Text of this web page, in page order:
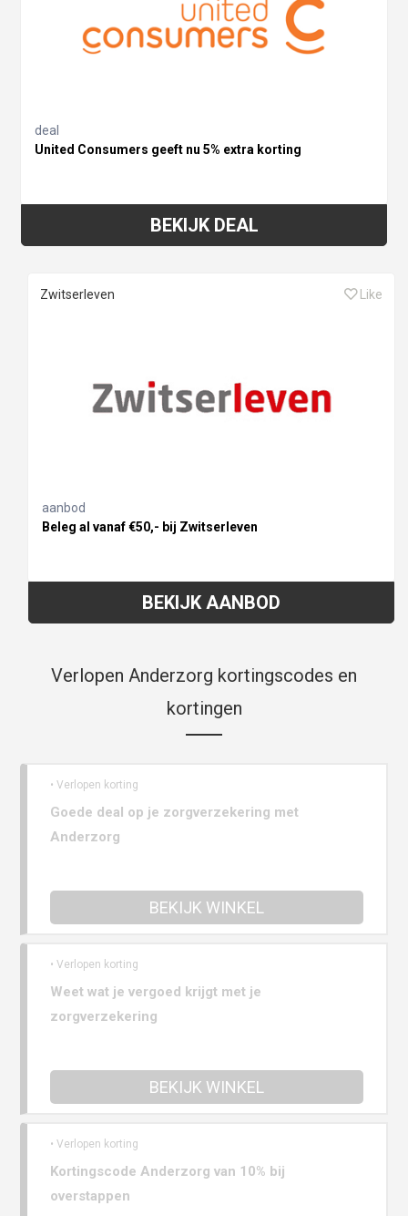
deal
United Consumers geeft nu 5% extra korting
BEKIJK DEAL
Zwitserleven Like
aanbod
Beleg al vanaf €50,- bij Zwitserleven
BEKIJK AANBOD
Verlopen Anderzorg kortingscodes en
kortingen
• Verlopen korting
Goede deal op je zorgverzekering met
Anderzorg
BEKIJK WINKEL
• Verlopen korting
Weet wat je vergoed krijgt met je
zorgverzekering
BEKIJK WINKEL
• Verlopen korting
Kortingscode Anderzorg van 10% bij
overstappen